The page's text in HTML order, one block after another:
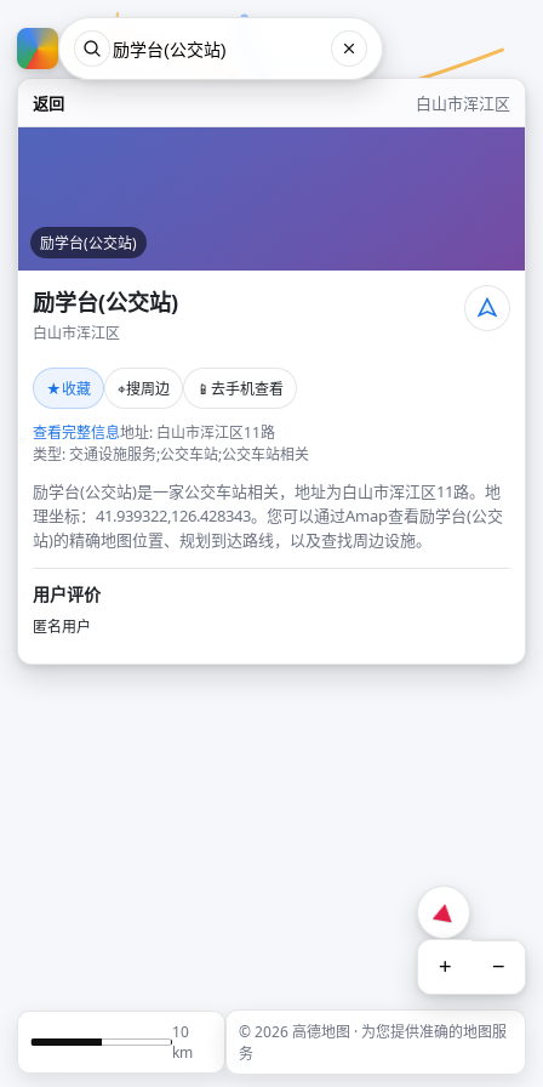
返回 白山市浑江区
励学台(公交站)
励学台(公交站)
白山市浑江区
★收藏 ⌖搜周边 📱 去手机查看
查看完整信息地址: 白山市浑江区11路
类型: 交通设施服务;公交车站;公交车站相关
励学台(公交站)是一家公交车站相关，地址为白山市浑江区11路。地
理坐标：41.939322,126.428343。您可以通过Amap查看励学台(公交
站)的精确地图位置、规划到达路线，以及查找周边设施。
用户评价
匿名用户
+ −
10
km
© 2026 高德地图 · 为您提供准确的地图服
务